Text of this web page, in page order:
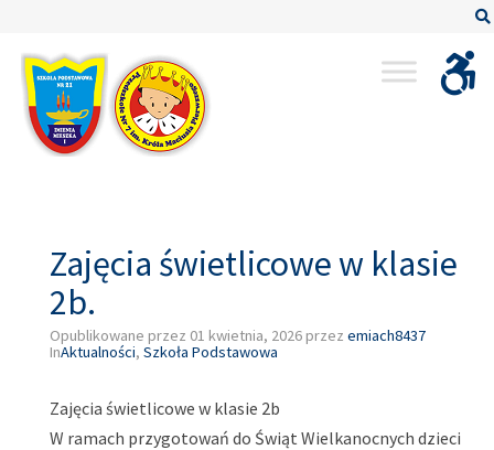
świetlicowe
klasie
Zajęcia świetlicowe w klasie
2b.
Opublikowane przez 01 kwietnia, 2026 przez emiach8437
InAktualności, Szkoła Podstawowa
Zajęcia świetlicowe w klasie 2b
W ramach przygotowań do Świąt Wielkanocnych dzieci